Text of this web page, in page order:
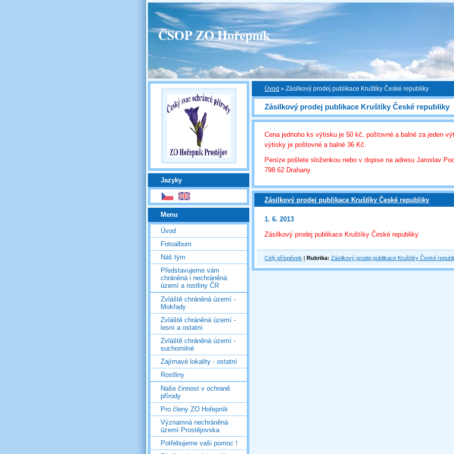
ČSOP ZO Hořepník
Úvod » Zásilkový prodej publikace Kruštíky České republiky
Zásilkový prodej publikace Kruštíky České republiky
Cena jednoho ks výtisku je 50 kč, poštovné a balné za jeden
výtisky je poštovné a balné 36 Kč.
Peníze pošlete složenkou nebo v dopise na adresu Jaroslav
798 62 Drahany
Zásilkový prodej publikace Kruštíky České republiky
1. 6. 2013
Zásilkový prodej publikace Kruštíky České republiky
Celý příspěvek | Rubrika: Zásilkový prodej publikace Kruštíky České
Jazyky
Menu
Úvod
Fotoalbum
Náš tým
Představujeme vám
chráněná i nechráněná
území a rostliny ČR
Zvláště chráněná území -
Mokřady
Zvláště chráněná území -
lesní a ostatní
Zvláště chráněná území -
suchomilné
Zajímavé lokality - ostatní
Rostliny
Naše činnost v ochraně
přírody
Pro členy ZO Hořepník
Významná nechráněná
území Prostějovska
Potřebujeme vaši pomoc !